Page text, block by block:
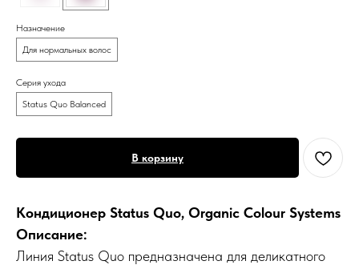
Назначение
Для нормальных волос
Серия ухода
Status Quo Balanced
В корзину
Кондиционер Status Quo, Organic Colour Systems
Описание:
Линия Status Quo предназначена для деликатного